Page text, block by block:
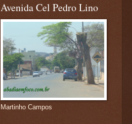
Avenida Cel Pedro Lino
Martinho Campos